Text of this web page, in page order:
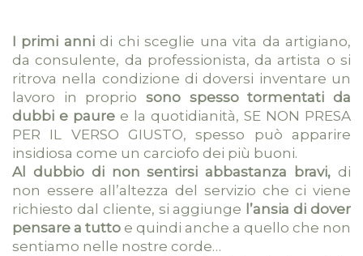
I primi annidi chi sceglie una vita da artigiano,
da consulente, da professionista, da artista o si
ritrova nella condizione di doversi inventare un
lavoro in proprio sono spesso tormentati da
dubbi e paure e la quotidianità, SE NON PRESA
PER IL VERSO GIUSTO, spesso può apparire
insidiosa come un carciofo dei più buoni.
Al dubbio di non sentirsi abbastanza bravi, di
non essere all’altezza del servizio che ci viene
richiesto dal cliente, si aggiunge l’ansia di dover
pensare a tutto e quindi anche a quello che non
sentiamo nelle nostre corde…